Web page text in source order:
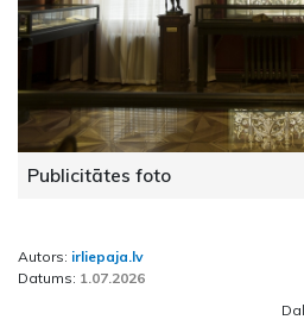
Publicitātes foto
Autors: irliepaja.lv
Datums: 1.07.2026